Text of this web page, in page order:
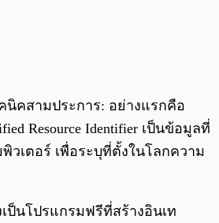
นิคสามประการ: อย่างแรกคือ
Resource Identifier เป็นข้อมูลที่
วเตอร์ เพื่อระบุที่ตั้งในโลกความ
ป็นโปรแกรมฟรีที่สร้างอินเท